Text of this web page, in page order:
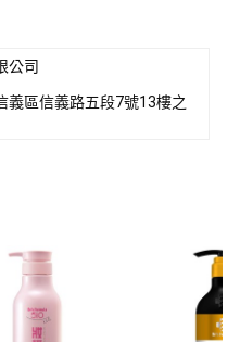
公司
義區信義路五段7號13樓之